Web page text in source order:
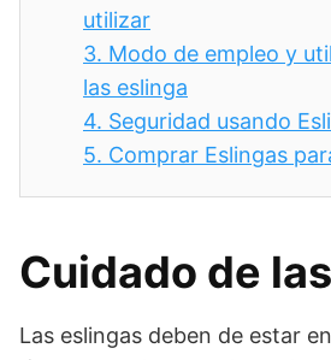
utilizar
3. Modo de empleo y
las eslinga
4. Seguridad usando
5. Comprar Eslingas
Cuidado de
Las eslingas deben de estar